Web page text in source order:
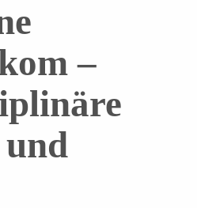
–